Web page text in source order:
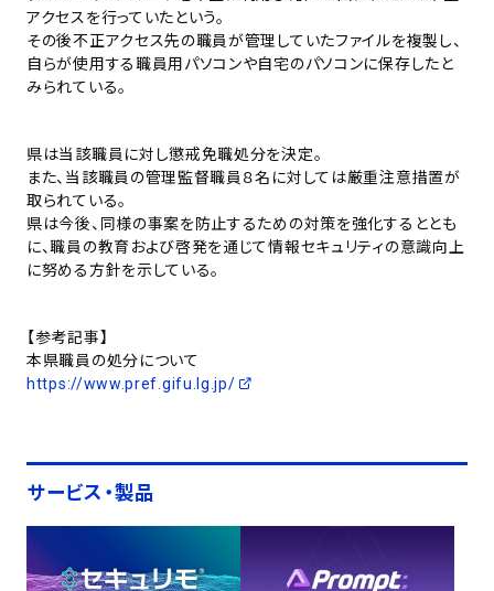
アクセスを行っていたという。
その後不正アクセス先の職員が管理していたファイルを複製し、
自らが使用する職員用パソコンや自宅のパソコンに保存したと
みられている。
県は当該職員に対し懲戒免職処分を決定。
また、当該職員の管理監督職員８名に対しては厳重注意措置が
取られている。
県は今後、同様の事案を防止するための対策を強化するととも
に、職員の教育および啓発を通じて情報セキュリティの意識向上
に努める方針を示している。
【参考記事】
本県職員の処分について
https://www.pref.gifu.lg.jp/
サービス・製品